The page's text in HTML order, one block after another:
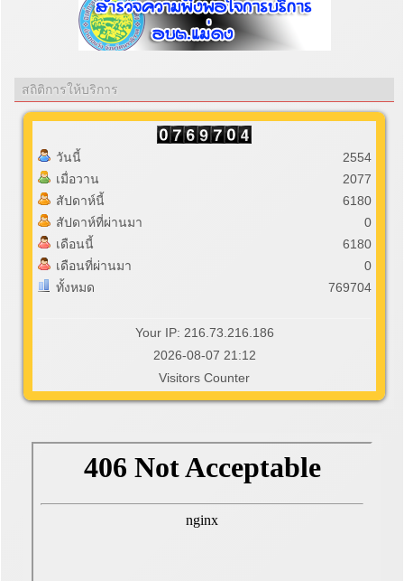
สถิติการให้บริการ
วันนี้
เมื่อวาน
สัปดาห์นี้
สัปดาห์ที่ผ่านมา
เดือนนี้
เดือนที่ผ่านมา
ทั้งหมด
2554
2077
6180
0
6180
0
769704
Your IP: 216.73.216.186
2026-08-07 21:12
Visitors Counter